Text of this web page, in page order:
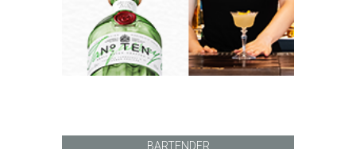
BARTENDER